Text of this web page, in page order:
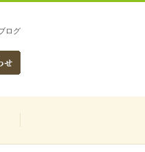
ログ